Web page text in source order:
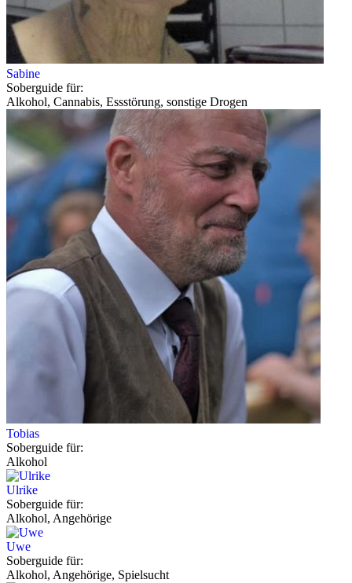
Sabine
Soberguide für:
Alkohol, Cannabis, Essstörung, sonstige Drogen
Tobias
Soberguide für:
Alkohol
Ulrike
Soberguide für:
Alkohol, Angehörige
Uwe
Soberguide für:
Alkohol, Angehörige, Spielsucht